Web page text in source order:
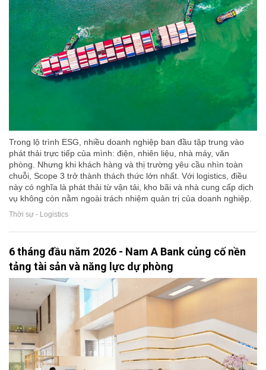
Trong lộ trình ESG, nhiều doanh nghiệp ban đầu tập trung vào
phát thải trực tiếp của mình: điện, nhiên liệu, nhà máy, văn
phòng. Nhưng khi khách hàng và thị trường yêu cầu nhìn toàn
chuỗi, Scope 3 trở thành thách thức lớn nhất. Với logistics, điều
này có nghĩa là phát thải từ vận tải, kho bãi và nhà cung cấp dịch
vụ không còn nằm ngoài trách nhiệm quản trị của doanh nghiệp.
Thời sự - Logistics
6 tháng đầu năm 2026 - Nam A Bank củng cố nền
tảng tài sản và năng lực dự phòng